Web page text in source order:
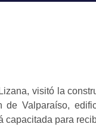
visitó la
de Valparaíso,
para